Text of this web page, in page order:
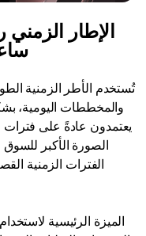
تُستخدم الأطر الزمنية
والمخططات اليومية،
يعتمدون عادةً على
الصورة الأكبر
الفترات الزمنية
الميزة الرئيسية